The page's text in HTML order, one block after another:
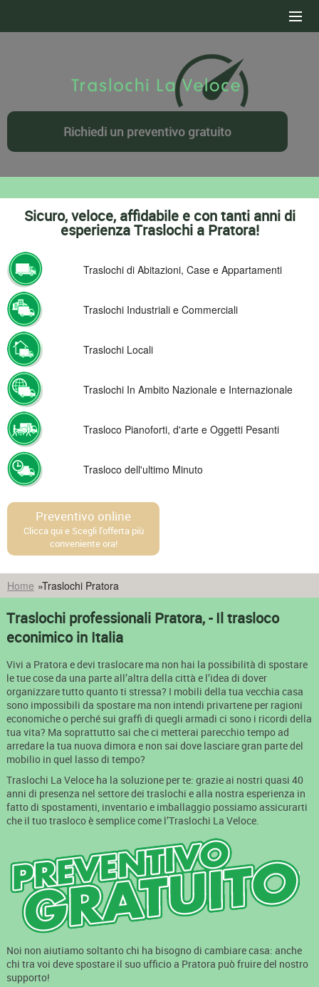
CONTATTI
PREVENTIVO GRATUITO
Richiedi un preventivo gratuito
Sicuro, veloce, affidabile e con tanti anni di
esperienza Traslochi a Pratora!
Traslochi di Abitazioni, Case e Appartamenti
Traslochi Industriali e Commerciali
Traslochi Locali
Traslochi In Ambito Nazionale e Internazionale
Trasloco Pianoforti, d'arte e Oggetti Pesanti
Trasloco dell'ultimo Minuto
Preventivo online
Clicca qui e Scegli l'offerta più
conveniente ora!
Home »Traslochi Pratora
Traslochi professionali Pratora, - Il trasloco
econimico in Italia
Vivi a Pratora e devi traslocare ma non hai la possibilità di spostare
le tue cose da una parte all’altra della città e l’idea di dover
organizzare tutto quanto ti stressa? I mobili della tua vecchia casa
sono impossibili da spostare ma non intendi privartene per ragioni
economiche o perché sui graffi di quegli armadi ci sono i ricordi della
tua vita? Ma soprattutto sai che ci metterai parecchio tempo ad
arredare la tua nuova dimora e non sai dove lasciare gran parte del
mobilio in quel lasso di tempo?
Traslochi La Veloce ha la soluzione per te: grazie ai nostri quasi 40
anni di presenza nel settore dei traslochi e alla nostra esperienza in
fatto di spostamenti, inventario e imballaggio possiamo assicurarti
che il tuo trasloco è semplice come l’Traslochi La Veloce.
Noi non aiutiamo soltanto chi ha bisogno di cambiare casa: anche
chi tra voi deve spostare il suo ufficio a Pratora può fruire del nostro
supporto!